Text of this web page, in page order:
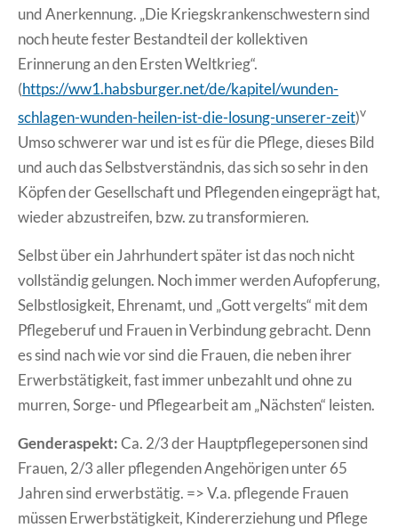
und Anerkennung. „Die Kriegskrankenschwestern sind
noch heute fester Bestandteil der kollektiven
Erinnerung an den Ersten Weltkrieg“.
(https://ww1.habsburger.net/de/kapitel/wunden-
schlagen-wunden-heilen-ist-die-losung-unserer-zeit)v
Umso schwerer war und ist es für die Pflege, dieses Bild
und auch das Selbstverständnis, das sich so sehr in den
Köpfen der Gesellschaft und Pflegenden eingeprägt hat,
wieder abzustreifen, bzw. zu transformieren.
Selbst über ein Jahrhundert später ist das noch nicht
vollständig gelungen. Noch immer werden Aufopferung,
Selbstlosigkeit, Ehrenamt, und „Gott vergelts“ mit dem
Pflegeberuf und Frauen in Verbindung gebracht. Denn
es sind nach wie vor sind die Frauen, die neben ihrer
Erwerbstätigkeit, fast immer unbezahlt und ohne zu
murren, Sorge- und Pflegearbeit am „Nächsten“ leisten.
Genderaspekt:Ca. 2/3 der Hauptpflegepersonen sind
Frauen, 2/3 aller pflegenden Angehörigen unter 65
Jahren sind erwerbstätig. => V.a. pflegende Frauen
müssen Erwerbstätigkeit, Kindererziehung und Pflege